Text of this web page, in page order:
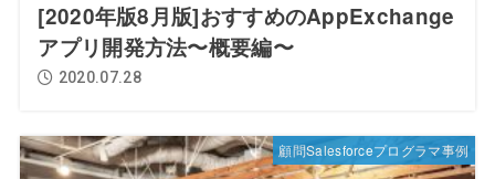
[2020年版8月版]おすすめのAppExchange
アプリ開発方法〜概要編〜
2020.07.28
顧問Salesforceプログラマ事例